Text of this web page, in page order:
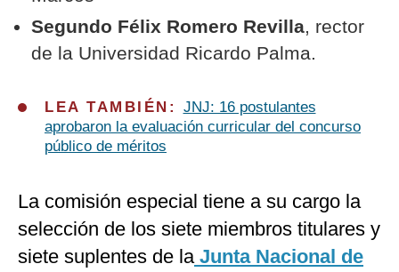
Segundo Félix Romero Revilla, rector
de la Universidad Ricardo Palma.
LEA TAMBIÉN: JNJ: 16 postulantes
aprobaron la evaluación curricular del concurso
público de méritos
La comisión especial tiene a su cargo la
selección de los siete miembros titulares y
siete suplentes de laJunta Nacional de